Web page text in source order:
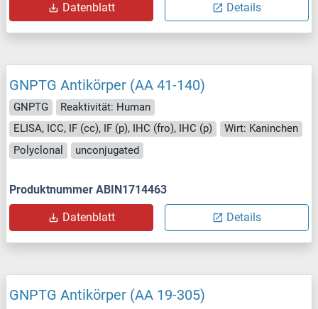
Datenblatt Details
GNPTG Antikörper (AA 41-140)
GNPTG
Reaktivität: Human
ELISA, ICC, IF (cc), IF (p), IHC (fro), IHC (p)
Wirt: Kaninchen
Polyclonal
unconjugated
Produktnummer ABIN1714463
Datenblatt Details
GNPTG Antikörper (AA 19-305)